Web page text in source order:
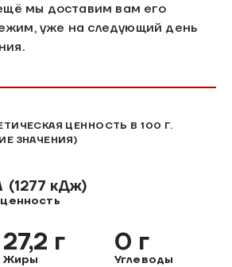
мы доставим вам его
уже на следующий день
ЦЕННОСТЬ В 100 Г.
ЗНАЧЕНИЯ)
(1277 кДж)
27,2 г
Жиры
0 г
Углеводы